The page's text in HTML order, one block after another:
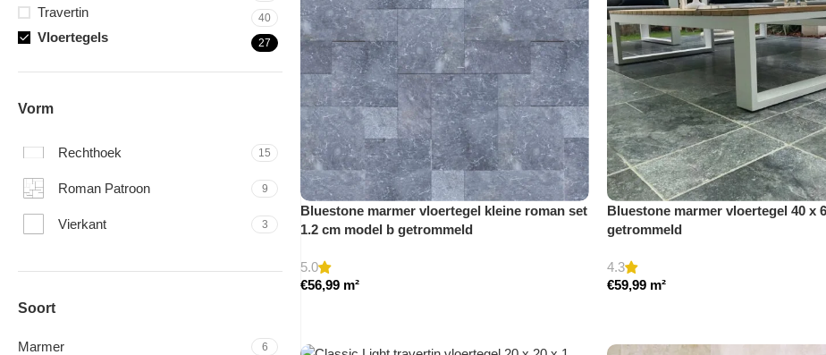
Travertin 40
Vloertegels 27
Vorm
Rechthoek 15
Roman Patroon 9
Vierkant 3
Soort
Marmer 6
Bluestone marmer vloertegel kleine roman set
1.2 cm model b getrommeld
5.0
€56,99 m²
Bluestone marmer vloertegel 40 x
getrommeld
4.3
€59,99 m²